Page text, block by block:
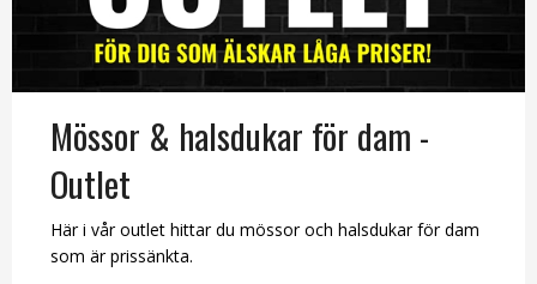
Mössor & halsdukar för dam -
Outlet
Här i vår outlet hittar du mössor och halsdukar för dam
som är prissänkta.